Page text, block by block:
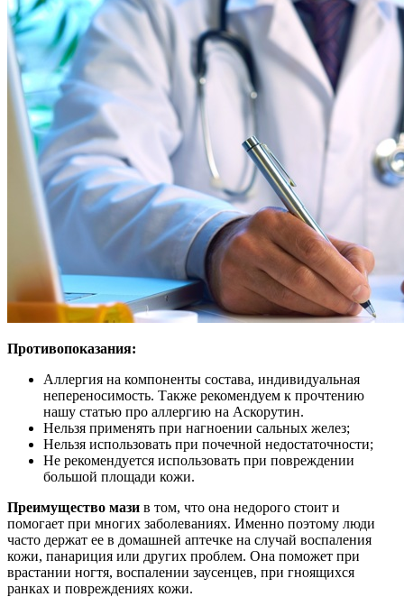
Противопоказания:
Аллергия на компоненты состава, индивидуальная
непереносимость. Также рекомендуем к прочтению
нашу статью про аллергию на Аскорутин.
Нельзя применять при нагноении сальных желез;
Нельзя использовать при почечной недостаточности;
Не рекомендуется использовать при повреждении
большой площади кожи.
Преимущество мази в том, что она недорого стоит и
помогает при многих заболеваниях. Именно поэтому люди
часто держат ее в домашней аптечке на случай воспаления
кожи, панариция или других проблем. Она поможет при
врастании ногтя, воспалении заусенцев, при гноящихся
ранках и повреждениях кожи.